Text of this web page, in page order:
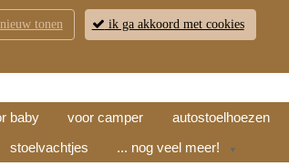
CONTACT OPENINGSTIJDEN RETOUR
baby voor camper autostoelhoezen
stoelvachtjes ... nog veel meer! ▼
tonen ik ga akkoord met cookies